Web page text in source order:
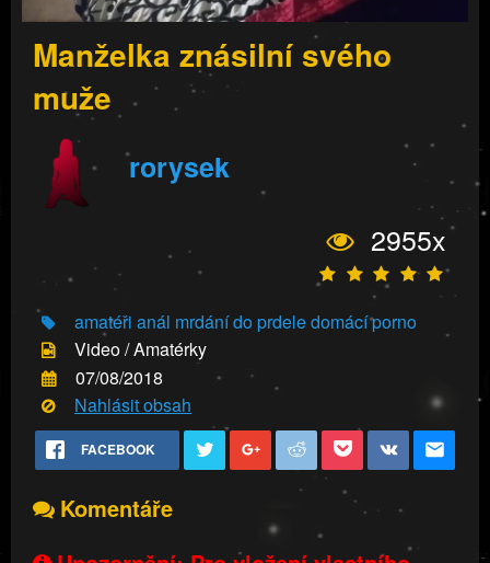
Manželka znásilní svého
muže
rorysek
2955x
amatéři anál mrdání do prdeledomácí porno
Video / Amatérky
07/08/2018
Nahlásit obsah
FACEBOOK
Komentáře